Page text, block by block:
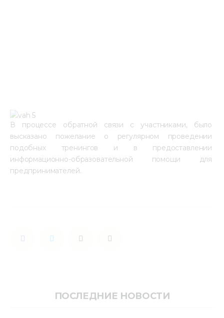
В процессе обратной связи с участниками, было
высказано пожелание о регулярном проведении
подобных тренингов и в предоставлении
информационно-образовательной помощи для
предпринимателей.
ПОСЛЕДНИЕ НОВОСТИ